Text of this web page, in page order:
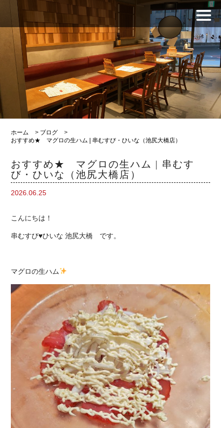
ホーム > ブログ
>
おすすめ★ マグロの生ハム | 串むすび・ひいな（池尻大橋店）
おすすめ★ マグロの生ハム | 串むす
び・ひいな（池尻大橋店）
2026.06.25
こんにちは！
串むすび♥ひいな 池尻大橋 です。
マグロの生ハム